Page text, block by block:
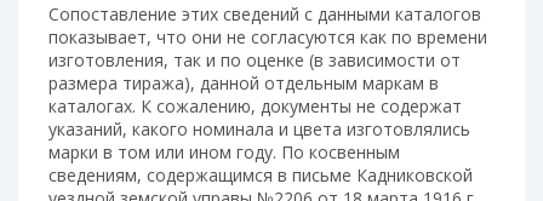
Сопоставление этих сведений с данными каталогов
показывает, что они не согласуются как по времени
изготовления, так и по оценке (в зависимости от
размера тиража), данной отдельным маркам в
каталогах. К сожалению, документы не содержат
указаний, какого номинала и цвета изготовлялись
марки в том или ином году. По косвенным
сведениям, содержащимся в письме Кадниковской